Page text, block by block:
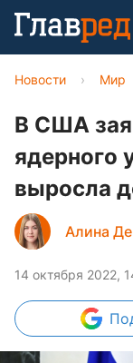
Новости › Мир
В США
ядерного
выросла
Алина
14 октября 2022,